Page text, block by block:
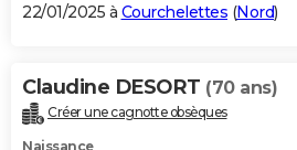
22/01/2025 à Courchelettes (Nord)
Claudine DESORT (70 ans)
Créer une cagnotte obsèques
Naissance